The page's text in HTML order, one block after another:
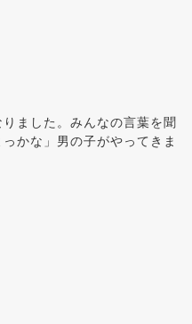
ました。みんなの言葉を聞
かな」男の子がやってきま